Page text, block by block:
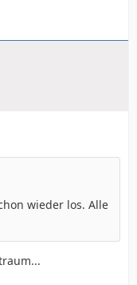
wieder los. Alle